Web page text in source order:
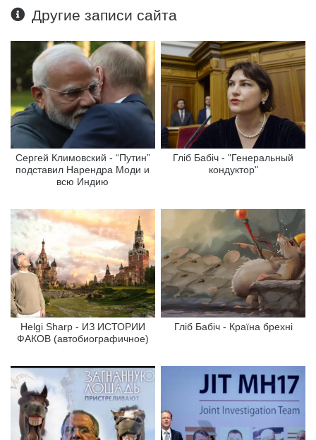
Другие записи сайта
Сергей Климовский - “Путин”
подставил Нарендра Моди и
всю Индию
Гліб Бабіч - "Генеральный
кондуктор"
Helgi Sharp - ИЗ ИСТОРИИ
ФАКОВ (автобиографичное)
Гліб Бабіч - Країна брехні